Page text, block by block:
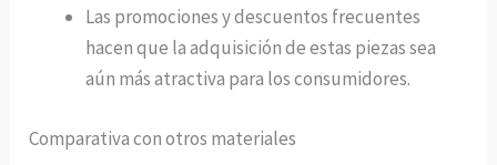
Las promociones y descuentos frecuentes
hacen que la adquisición de estas piezas sea
aún más atractiva para los consumidores.
Comparativa con otros materiales